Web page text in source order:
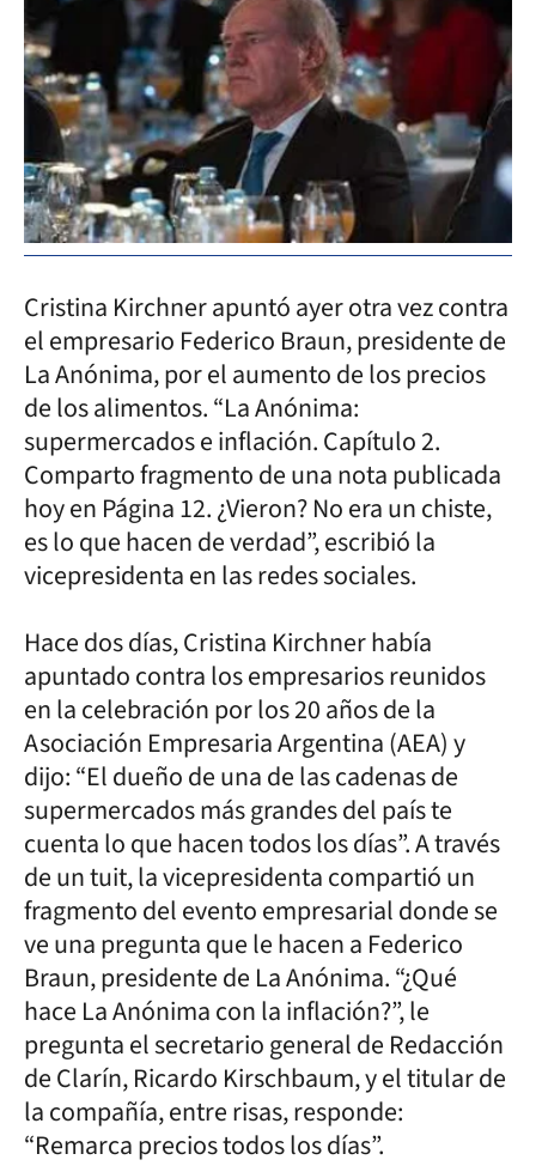
Cristina Kirchner apuntó ayer otra vez contra
el empresario Federico Braun, presidente de
La Anónima, por el aumento de los precios
de los alimentos. “La Anónima:
supermercados e inflación. Capítulo 2.
Comparto fragmento de una nota publicada
hoy en Página 12. ¿Vieron? No era un chiste,
es lo que hacen de verdad”, escribió la
vicepresidenta en las redes sociales.
Hace dos días, Cristina Kirchner había
apuntado contra los empresarios reunidos
en la celebración por los 20 años de la
Asociación Empresaria Argentina (AEA) y
dijo: “El dueño de una de las cadenas de
supermercados más grandes del país te
cuenta lo que hacen todos los días”. A través
de un tuit, la vicepresidenta compartió un
fragmento del evento empresarial donde se
ve una pregunta que le hacen a Federico
Braun, presidente de La Anónima. “¿Qué
hace La Anónima con la inflación?”, le
pregunta el secretario general de Redacción
de Clarín, Ricardo Kirschbaum, y el titular de
la compañía, entre risas, responde:
“Remarca precios todos los días”.